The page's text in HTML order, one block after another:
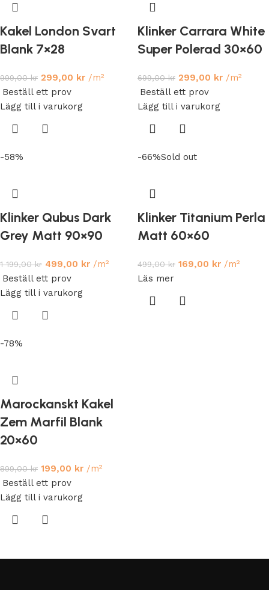
Kakel London Svart
Blank 7×28
999,00kr 299,00 kr /m²
Beställ ett prov
Lägg till i varukorg
Klinker Carrara White
Super Polerad 30×60
699,00kr 299,00 kr /m²
Beställ ett prov
Lägg till i varukorg
-58%
Klinker Qubus Dark
Grey Matt 90×90
1 199,00kr 499,00 kr /m²
Beställ ett prov
Lägg till i varukorg
-66%Sold out
Klinker Titanium Perla
Matt 60×60
499,00kr 169,00 kr /m²
Läs mer
-78%
Marockanskt Kakel
Zem Marfil Blank
20×60
899,00kr 199,00 kr /m²
Beställ ett prov
Lägg till i varukorg